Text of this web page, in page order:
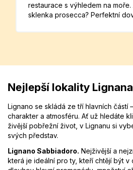
restaurace s výhledem na moře.
sklenka prosecca? Perfektní
Nejlepší lokality Lignana
Lignano se skládá ze tří hlavních částí
charakter a atmosféru. Ať už hledáte
živější pobřežní život, v Lignanu si
svých představ.
Lignano Sabbiadoro. Nejživější a
která je ideální pro ty, kteří chtějí být v